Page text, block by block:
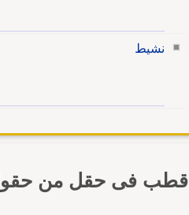
نشيط
قطب فى حقل من حقول